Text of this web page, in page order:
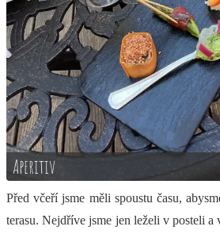
Aperitiv
Před včeří jsme měli spoustu času,
terasu. Nejdříve jsme jen leželi v posteli a